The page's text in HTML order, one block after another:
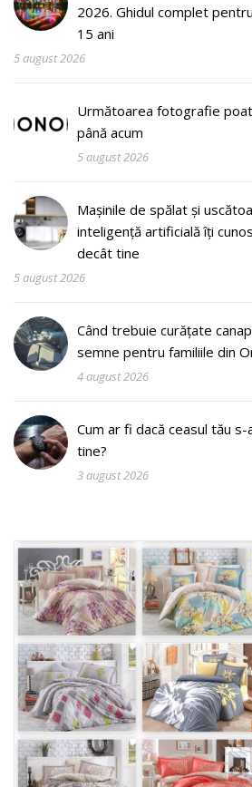
2026. Ghidul complet
15 ani
5 august 2026
Următoarea fotografie
până acum
5 august 2026
Mașinile de spălat și
inteligență artificială îți
decât tine
5 august 2026
Când trebuie curățate
semne pentru familiile din
4 august 2026
Cum ar fi dacă ceasul tău
tine?
3 august 2026